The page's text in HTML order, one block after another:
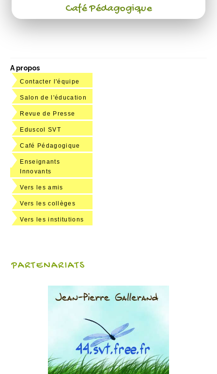
Café Pédagogique
A propos
Contacter l'équipe
Salon de l'éducation
Revue de Presse
Eduscol SVT
Café Pédagogique
Enseignants
Innovants
Vers les amis
Vers les collèges
Vers les institutions
PARTENARIATS